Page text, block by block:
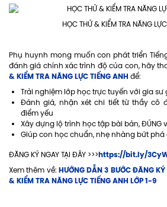
HỌC THỬ & KIỂM TRA NĂNG
Phụ huynh mong muốn con phát triển
đánh giá chính xác trình độ của con, hãy
& KIỂM TRA NĂNG LỰC TIẾNG ANH để:
Trải nghiệm lớp học trực tuyến với gia sư
Đánh giá, nhận xét chi tiết từ thầy cô
điểm yếu
Xây dựng lộ trình học tập bài bản, ĐÚNG
Giúp con học chuẩn, nhẹ nhàng bứt phá
ĐĂNG KÝ NGAY TẠI ĐÂY >>>https://bit.ly/
Xem thêm về: HƯỚNG DẪN 3 BƯỚC ĐĂNG
& KIỂM TRA NĂNG LỰC TIẾNG ANH LỚP 1-9